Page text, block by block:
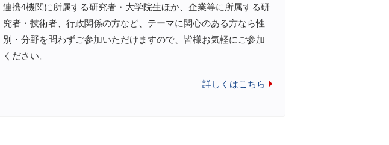
連携4機関に所属する研究者・大学院生ほか、企業等に所属する研
究者・技術者、行政関係の方など、テーマに関心のある方なら性
別・分野を問わずご参加いただけますので、皆様お気軽にご参加
ください。
詳しくはこちら